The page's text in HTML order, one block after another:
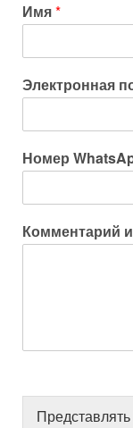
Имя*
Электронная
Номер
Комментарий